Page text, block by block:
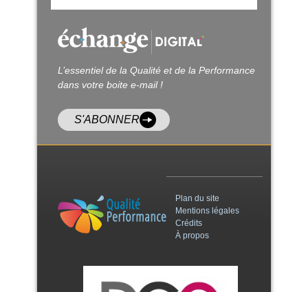
L’essentiel de la Qualité et de la Performance
dans votre boite e-mail !
S'ABONNER
Plan du site
Mentions légales
Crédits
À propos